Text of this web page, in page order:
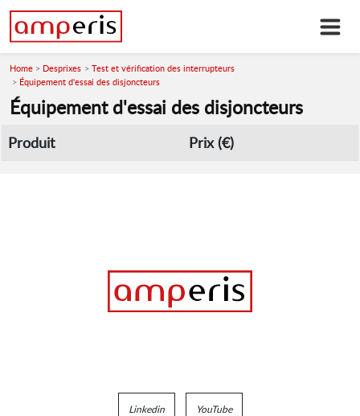
Home Desprixes
Test et vérification des interrupteurs
Équipement d'essai des disjoncteurs
Équipement d'essai des disjoncteurs
Produit Prix (€)
Linkedin YouTube